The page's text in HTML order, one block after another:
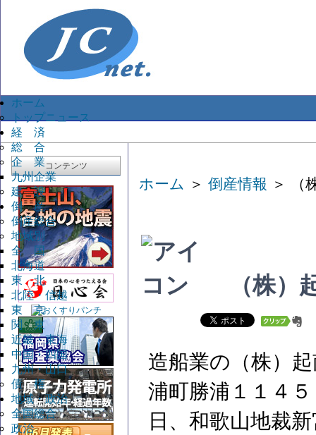
ホーム
トップニュース
経 済
総 合
企 業
九州企業
建 設
倒 産
倒産総合
地域別
全 国
北海道
東 北
北陸・信越
東 京
関 東
近畿・東海
中国・四国
九州・山口
債 権
地域・政治
全国総合
政治
コンテンツ
ホーム ＞ 倒産情報 ＞ （
（株）
造船業の（株）
浦町勝浦１１４
日、和歌山地裁